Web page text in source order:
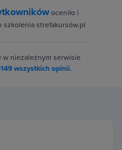
oceniło i
szkolenia strefakursów.pl
w niezależnym serwisie
wszystkich opinii.